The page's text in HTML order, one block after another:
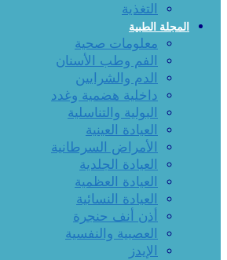
التغذية
المجلة الطبية
معلومات صحية
الفم وطب الأسنان
الدم والشرايين
داخلية هضمية وغدد
البولية والتناسلية
العيادة العينية
الأمراض السرطانية
العيادة الجلدية
العيادة العظمية
العيادة النسائية
أذن أنف حنجرة
العصبية والنفسية
الإيدز